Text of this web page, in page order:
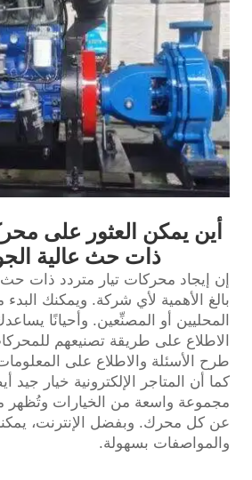
أين يمكن العثور على
ذات حث عالية
إن إيجاد محركات تيار متردد ذات حث
بالغ الأهمية لأي شركة. ويمكنك البدء
المحليين أو المصنِّعين. وأحيانًا
الاطلاع على طريقة تصنيعهم
طرح الأسئلة والاطلاع على
كما أن المتاجر الإلكترونية خيار جيد
مجموعة واسعة من الخيارات وتُظهر
عن كل محرك. وبفضل الإنترنت،
والمواصفات بسهولة.